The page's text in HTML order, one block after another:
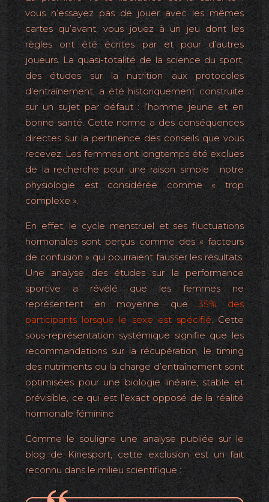
vous n’essayez pas de jouer avec les mêmes
cartes qu’avant, vous jouez à un jeu dont les
règles ont été écrites par et pour d’autres
joueurs. La quasi-totalité de la science du sport,
des études sur la nutrition aux protocoles
d’entraînement, a été historiquement construite
sur un sujet par défaut : l’homme jeune et en
bonne santé. Cette norme a des conséquences
directes sur la pertinence des conseils que vous
recevez. Les femmes ont longtemps été exclues
de la recherche pour une raison simple : notre
physiologie est considérée comme « trop
complexe ».
En effet, le cycle menstruel et ses fluctuations
hormonales sont perçus comme des « facteurs
de confusion » qui pourraient fausser les résultats.
Une analyse des études sur la performance
sportive a révélé que les femmes ne
représentent en moyenne que35% des
participants lorsque le sexe est spécifié. Cette
sous-représentation systémique signifie que les
recommandations sur la récupération, le timing
des nutriments ou la charge d’entraînement sont
optimisées pour une biologie linéaire, stable et
prévisible, ce qui est l’exact opposé de la réalité
hormonale féminine.
Comme le souligne une analyse publiée sur le
blog de Kinesport, cette exclusion est un fait
reconnu dans le milieu scientifique :